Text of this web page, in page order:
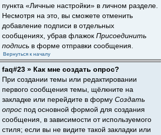
пункта «Личные настройки» в личном разделе.
Несмотря на это, вы сможете отменить
добавление подписи в отдельных
сообщениях, убрав флажок Присоединить
подпись в форме отправки сообщения.
Вернуться к началу
faq#23 » Как мне создать опрос?
При создании темы или редактировании
первого сообщения темы, щёлкните на
закладке или перейдите в форму Создать
опрос под основной формой для создания
сообщения, в зависимости от используемого
стиля; если вы не видите такой закладки или